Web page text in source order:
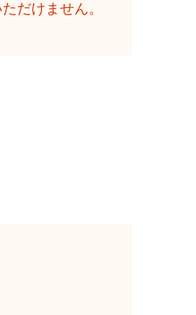
だけません。